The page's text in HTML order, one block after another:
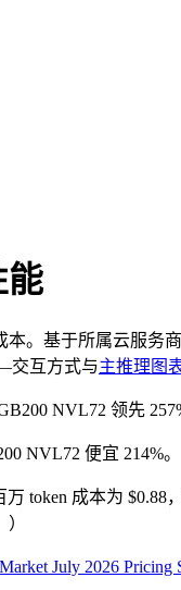
能
本。基于所属云服
交互方式与主推理图
NVL72 领先
NVL72 便宜 214%。
token 成本为 $0.88
July 2026